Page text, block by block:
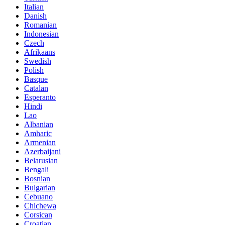
Italian
Danish
Romanian
Indonesian
Czech
Afrikaans
Swedish
Polish
Basque
Catalan
Esperanto
Hindi
Lao
Albanian
Amharic
Armenian
Azerbaijani
Belarusian
Bengali
Bosnian
Bulgarian
Cebuano
Chichewa
Corsican